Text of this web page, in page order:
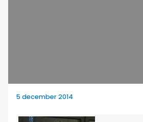
5 december 2014